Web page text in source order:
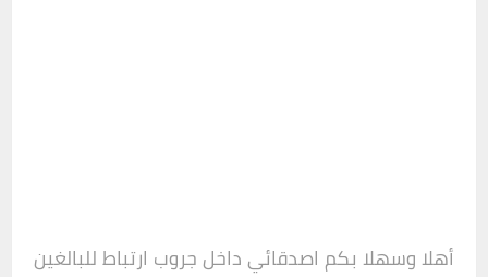
أهلا وسهلا بكم اصدقائي داخلجروب ارتباط للبالغين